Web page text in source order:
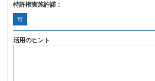
特許権実施許諾：
可
活用のヒント